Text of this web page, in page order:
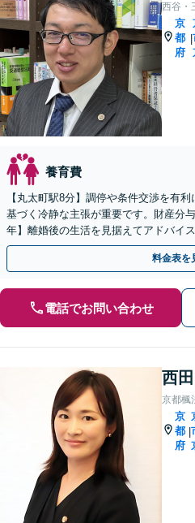
西谷・
京
都
府
|
養育費
【丸太町駅8分】調停や条件交渉を有
基づく冷静な主張が重要です。財産分
年】離婚後の生活を見据えてアドバイ
ください【初回相談３０分無料】【電
料金表を
電話でお問い合わせ
西
京都楓
京
都
府
|